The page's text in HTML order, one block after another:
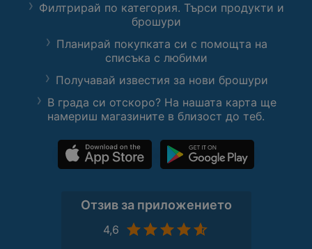
Филтрирай по категория. Търси продукти и
брошури
Планирай покупката си с помощта на
списъка с любими
Получавай известия за нови брошури
В града си отскоро? На нашата карта ще
намериш магазините в близост до теб.
Отзив за приложението
4,6